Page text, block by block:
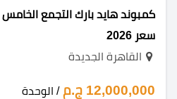
سعر 2026
القاهرة الجديدة
12,000,000 ج.م / الوحدة